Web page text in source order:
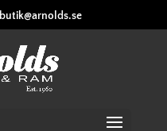
butik@arnolds.se